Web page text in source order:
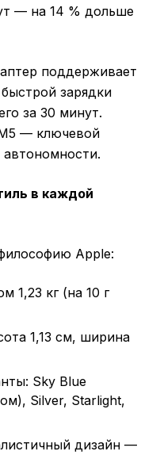
— на 14 % дольше
поддерживает
зарядки
за 30 минут.
— ключевой
в каждой
Apple:
1,23 кг (на 10 г
1,13 см, ширина
Sky Blue
Silver, Starlight,
дизайн —